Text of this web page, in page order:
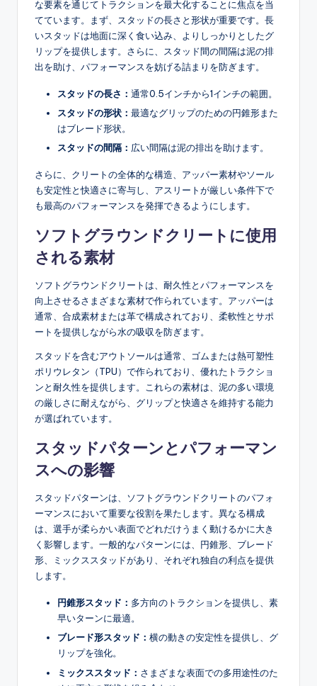
な要素を通じてトラクションを最大化することに焦点を当
てています。まず、スタッドの長さと形状が重要です。長
いスタッドは地面に深く食い込み、よりしっかりとしたグ
リップを提供します。さらに、スタッド間の間隔は泥の排
出を助け、パフォーマンスを妨げる詰まりを防ぎます。
スタッドの長さ： 通常0.5インチから1インチの範囲。
スタッドの形状： 最適なグリップのための円錐形また
はブレード形状。
スタッドの間隔： 広い間隔は泥の排出を助けます。
さらに、クリートの全体的な構造、アッパー素材やソール
も安定性と快適さに寄与し、アスリートが厳しい条件下で
も最高のパフォーマンスを発揮できるようにします。
ソフトグラウンドクリートに使用
される素材
ソフトグラウンドクリートは、耐久性とパフォーマンスを
向上させるさまざまな素材で作られています。アッパーは
通常、合成素材または革で構成されており、柔軟性とサポ
ートを提供しながら水の吸収を防ぎます。
スタッドを含むアウトソールは通常、ゴムまたは熱可塑性
ポリウレタン（TPU）で作られており、優れたトラクショ
ンと耐久性を提供します。これらの素材は、泥の多い環境
の厳しさに耐えながら、グリップと快適さを維持する能力
が選ばれています。
スタッドパターンとパフォーマン
スへの影響
スタッドパターンは、ソフトグラウンドクリートのパフォ
ーマンスにおいて重要な役割を果たします。異なる構成
は、選手が柔らかい表面でどれだけうまく動けるかに大き
く影響します。一般的なパターンには、円錐形、ブレード
形、ミックススタッドがあり、それぞれ独自の利点を提供
します。
円錐形スタッド： 多方向のトラクションを提供し、素
早いターンに最適。
ブレード形スタッド： 横の動きの安定性を提供し、グ
リップを強化。
ミックススタッド： さまざまな表面での多用途性のた